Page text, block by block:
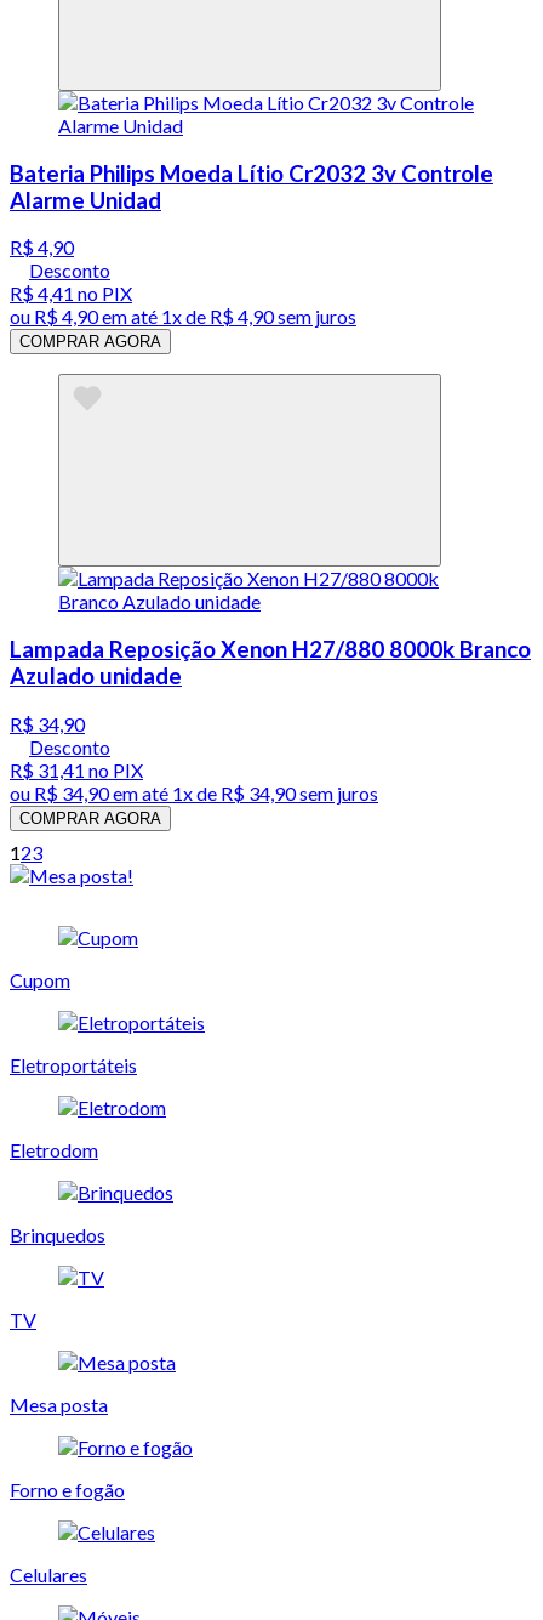
Bateria Philips Moeda Lítio Cr2032 3v Controle
Alarme Unidad
R$ 4,90
Desconto
R$ 4,41 no PIX
ou R$ 4,90em até 1x de R$ 4,90sem juros
COMPRAR AGORA
Lampada Reposição Xenon H27/880 8000k Branco
Azulado unidade
R$ 34,90
Desconto
R$ 31,41 no PIX
ou R$ 34,90em até 1x de R$ 34,90sem juros
COMPRAR AGORA
123
Cupom
Eletroportáteis
Eletrodom
Brinquedos
TV
Mesa posta
Forno e fogão
Celulares